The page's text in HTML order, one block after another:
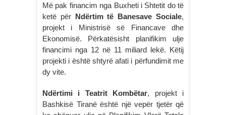
Më pak financim nga Buxheti i Shtetit do të
ketë për Ndërtim të Banesave Sociale,
projekt i Ministrisë së Financave dhe
Ekonomisë. Përkatësisht planifikim ulje
financimi nga 12 në 11 miliard lekë. Këtij
projekti i është shtyrë afati i përfundimit me
dy vite.
Ndërtimi i Teatrit Kombëtar, projekt i
Bashkisë Tiranë është një vepër tjetër që